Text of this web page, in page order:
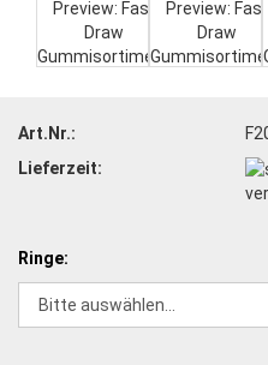
Art.Nr.:
Lieferzeit:
Ringe: